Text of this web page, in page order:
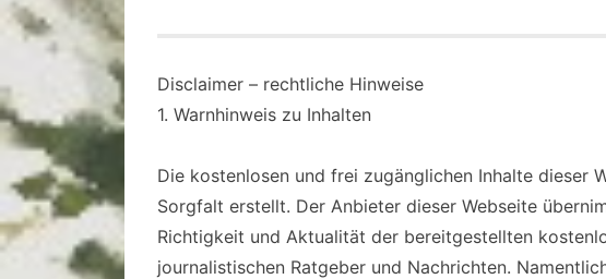
Disclaimer – rechtliche Hinweise
1. Warnhinweis zu Inhalten
Die kostenlosen und frei zugänglichen Inhalte dieser
Sorgfalt erstellt. Der Anbieter dieser Webseite
Richtigkeit und Aktualität der bereitgestellten
journalistischen Ratgeber und Nachrichten.